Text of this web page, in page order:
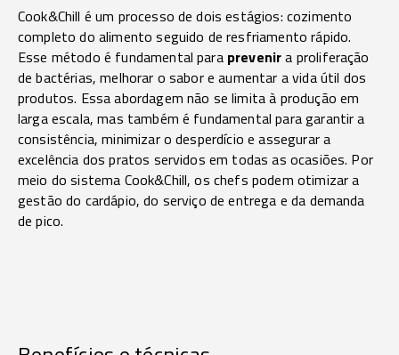
Cook&Chill é um processo de dois estágios: cozimento
completo do alimento seguido de resfriamento rápido.
Esse método é fundamental para prevenira proliferação
de bactérias, melhorar o sabor e aumentar a vida útil dos
produtos. Essa abordagem não se limita à produção em
larga escala, mas também é fundamental para garantir a
consistência, minimizar o desperdício e assegurar a
excelência dos pratos servidos em todas as ocasiões. Por
meio do sistema Cook&Chill, os chefs podem otimizar a
gestão do cardápio, do serviço de entrega e da demanda
de pico.